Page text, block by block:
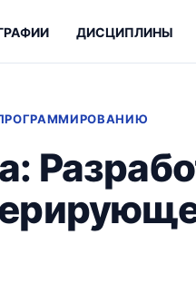
ДИСЦИПЛИНЫ